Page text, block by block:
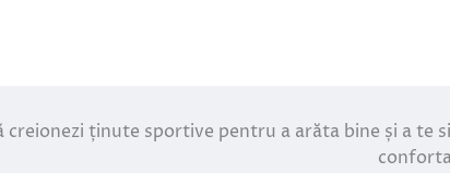
creionezi ținute sportive pentru a arăta bine și a te